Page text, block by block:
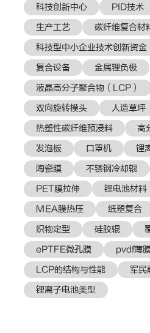
科技创新中心
PID技术
生产工艺
碳纤维复合材
科技型中小企业技术创新资金
复合设备
金属锂负极
液晶高分子聚合物（LCP）
双向旋转模头
人造草坪
热塑性碳纤维预浸料
高
发泡板
口罩机
锂
陶瓷膜
不锈钢冷却辊
PET膜拉伸
锂电池材料
MEA膜热压
纸塑复合
织物定型
硅胶辊
ePTFE微孔膜
pvdf薄
LCP的结构与性能
军民
锂离子电池类型